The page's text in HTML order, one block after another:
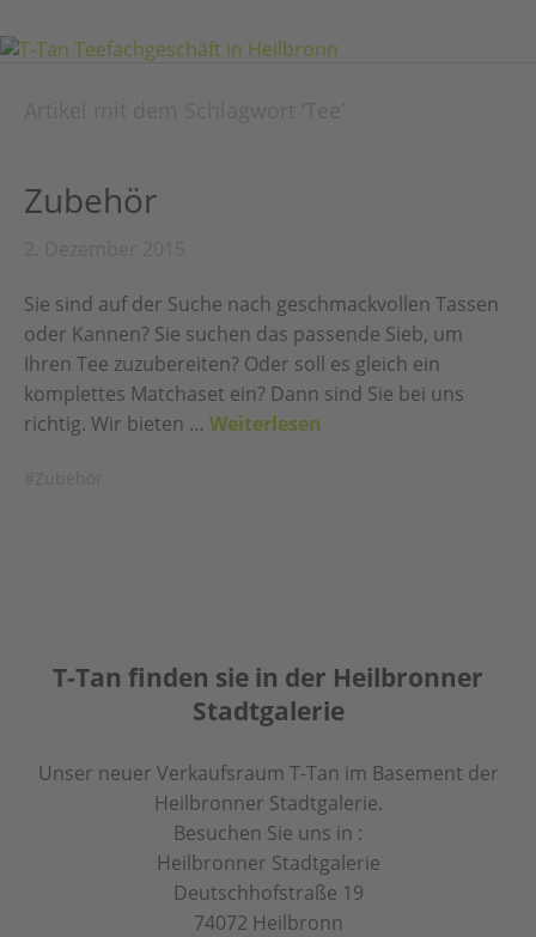
Zubehör
Sie sind auf der Suche nach geschmackvollen Tassen
oder Kannen? Sie suchen das passende Sieb, um
Ihren Tee zuzubereiten? Oder soll es gleich ein
komplettes Matchaset ein? Dann sind Sie bei uns
richtig. Wir bieten … Weiterlesen
T-Tan finden sie in der Heilbronner
Stadtgalerie
Unser neuer Verkaufsraum T-Tan im Basement der
Heilbronner Stadtgalerie.
Besuchen Sie uns in :
Heilbronner Stadtgalerie
Deutschhofstraße 19
74072 Heilbronn